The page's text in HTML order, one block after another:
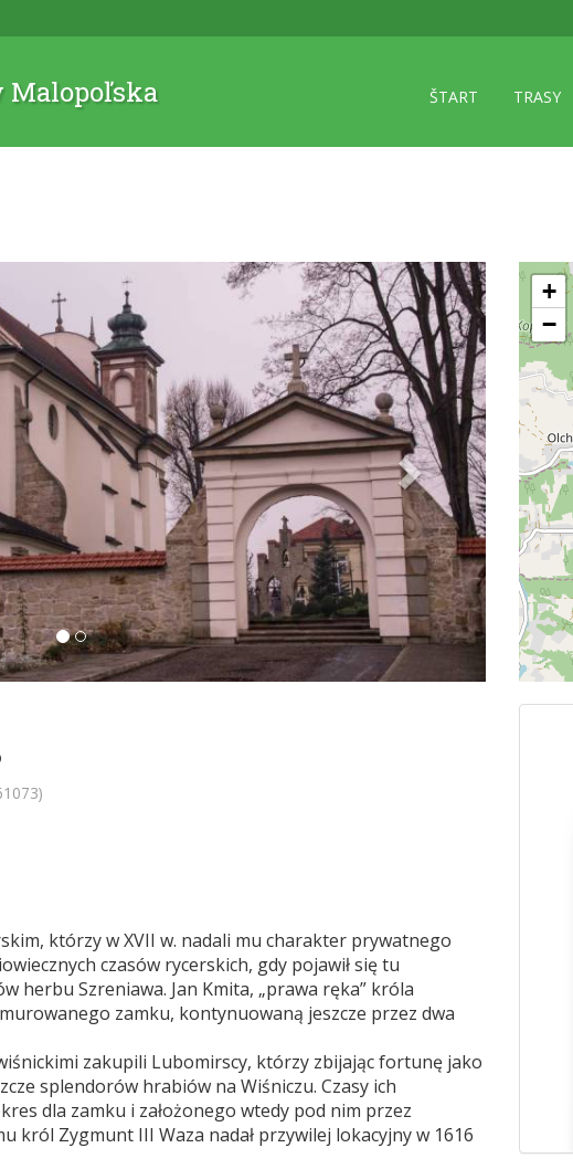
Malopoľska ŠTART TRASY
którzy w XVII w. nadali mu charakter prywatnego
czasów rycerskich, gdy pojawił się tu
herbu Szreniawa. Jan Kmita, „prawa ręka” króla
zamku, kontynuowaną jeszcze przez dwa
zakupili Lubomirscy, którzy zbijając fortunę jako
splendorów hrabiów na Wiśniczu. Czasy ich
dla zamku i założonego wtedy pod nim przez
król Zygmunt III Waza nadał przywilej lokacyjny w 1616
+
−